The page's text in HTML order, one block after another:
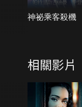
神祕乘客殺機
相關影片